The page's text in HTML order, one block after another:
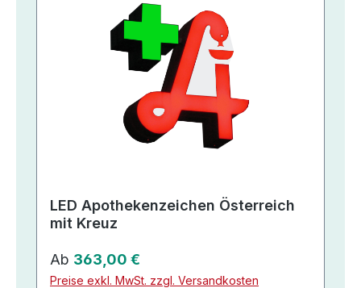
LED Apothekenzeichen Österreich
mit Kreuz
Regulärer Preis:
Ab 363,00 €
Preise exkl. MwSt. zzgl. Versandkosten